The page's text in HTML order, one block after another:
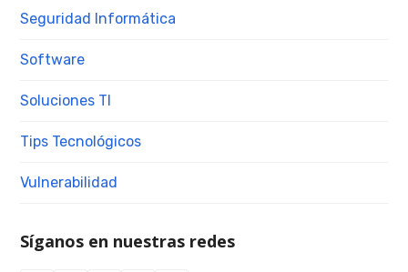
Seguridad Informática
Software
Soluciones TI
Tips Tecnológicos
Vulnerabilidad
Síganos en nuestras redes